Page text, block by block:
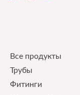
Все продукты
Трубы
Фитинги